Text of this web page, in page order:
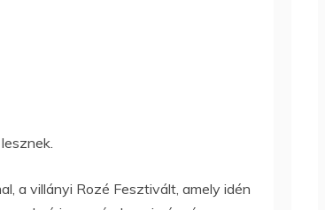
a villányi Rozé Fesztivált, amely idén